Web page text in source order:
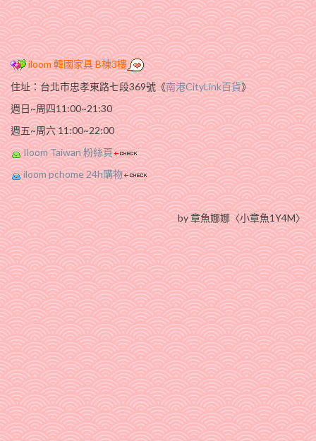
iloom 韓國家具 B棟3樓
住址：台北市忠孝東路七段369號《南港CityLink百貨》
週日~周四11:00~21:30
週五~周六 11:00~22:00
Iloom Taiwan 粉絲頁
iloom pchome 24h購物
by 章魚娜娜〈小章魚1Y4M〉